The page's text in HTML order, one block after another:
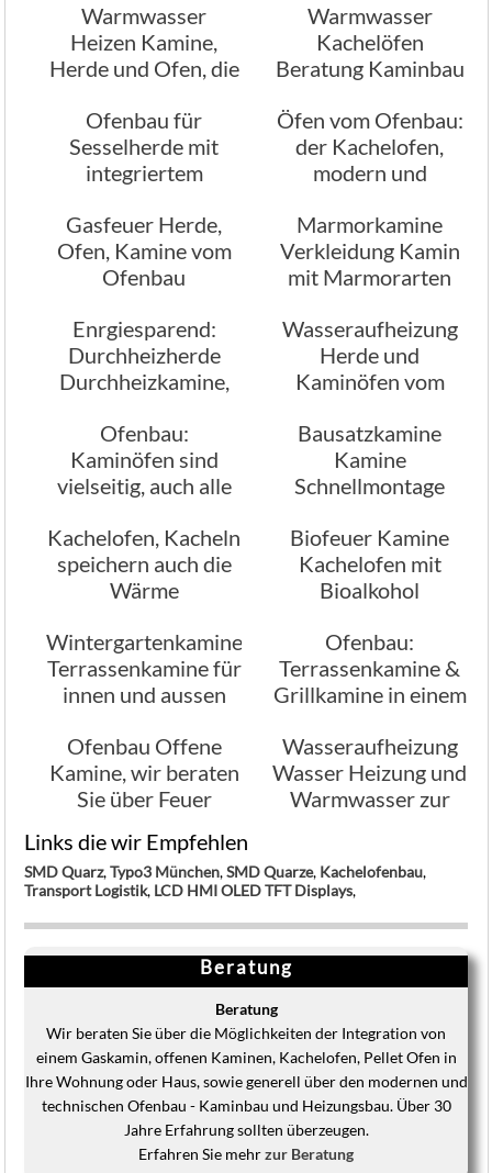
Kamin
Warmwasser
Heizen Kamine,
Herde und Ofen, die
Warmwasser
Kachelöfen
Beratung Kaminbau
Ofenbau für
Sesselherde mit
integriertem
beraten
Öfen vom Ofenbau:
der Kachelofen,
modern und
Gasfeuer Herde,
Ofen, Kamine vom
Ofenbau
Marmorkamine
Verkleidung Kamin
mit Marmorarten
Enrgiesparend:
Durchheizherde
Durchheizkamine,
Wände
Wasseraufheizung
Herde und
Kaminöfen vom
Ofenbau:
Kaminöfen sind
vielseitig, auch alle
Öfen
Bausatzkamine
Kamine
Schnellmontage
Kachelofen, Kacheln
speichern auch die
Wärme
Biofeuer Kamine
Kachelofen mit
Bioalkohol
Wintergartenkamine
Terrassenkamine für
innen und aussen
Ofenbau:
Terrassenkamine &
Grillkamine in einem
Ofenbau Offene
Kamine, wir beraten
Sie über Feuer
Offenes Feuer
Wasseraufheizung
Wasser Heizung und
Warmwasser zur
Links die wir Empfehlen
SMD Quarz,Typo3 München,SMD Quarze, Kachelofenbau,
Transport Logistik, LCD HMI OLED TFT Displays,
Beratung
Beratung
Wir beraten Sie über die Möglichkeiten der Integration von
einem Gaskamin, offenen Kaminen, Kachelofen, Pellet Ofen in
Ihre Wohnung oder Haus, sowie generell über den modernen und
technischen Ofenbau - Kaminbau und Heizungsbau. Über 30
Jahre Erfahrung sollten überzeugen.
Erfahren Sie mehrzur Beratung